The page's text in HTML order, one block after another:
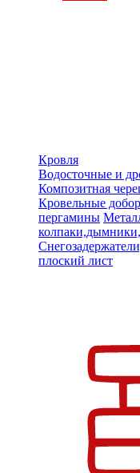
Кровля
Водосточные и
Композитная
Кровельные
пергамины
плоский лист